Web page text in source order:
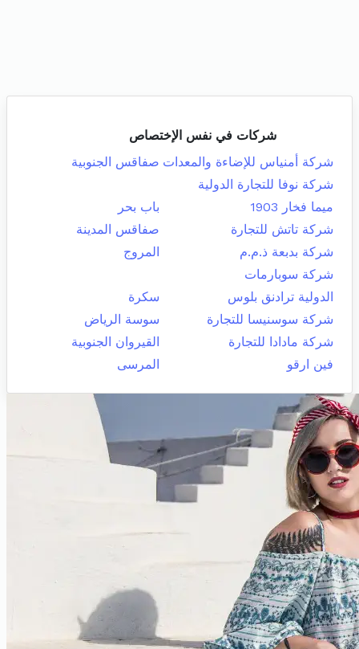
شركات في نفس الإختصاص
شركة أمنياس للإضاءة والمعدات صفاقس الجنوبية
شركة نوفا للتجارة الدولية
ميما فخار 1903
باب بحر
شركة تاتش للتجارة
صفاقس المدينة
شركة بدبعة ذ.م.م
المروج
شركة سوبارمات
الدولية ترادنق بلوس
سكرة
شركة سوسنيسا للتجارة
سوسة الرياض
شركة مادادا للتجارة
القيروان الجنوبية
فين ارقو
المرسى